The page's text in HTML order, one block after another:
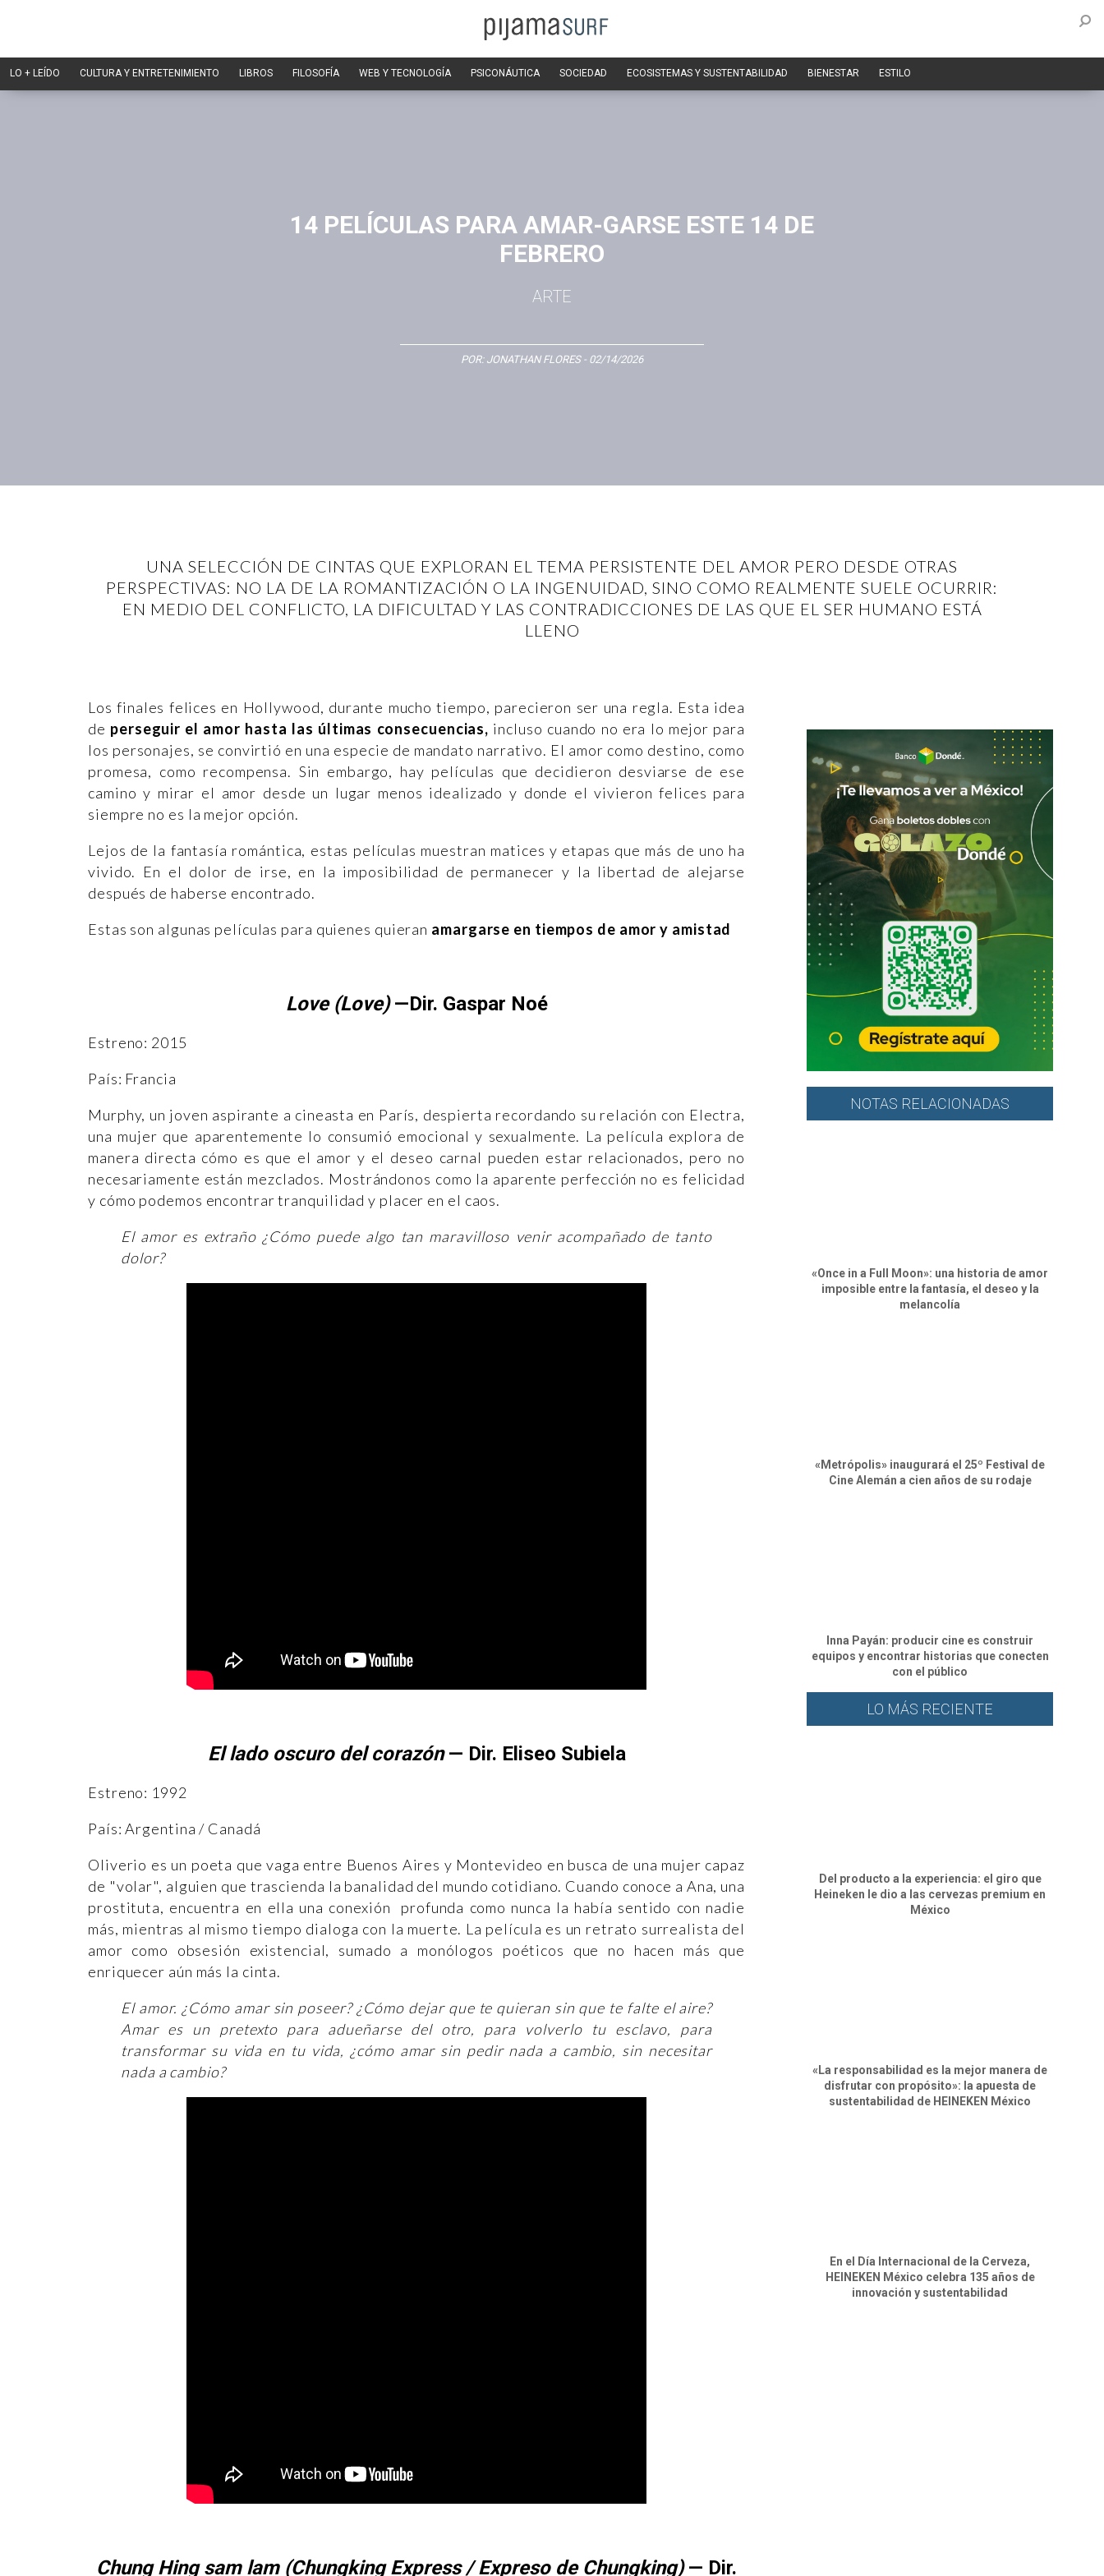
LO + LEÍDO CULTURA Y ENTRETENIMIENTO LIBROS FILOSOFÍA WEB Y TECNOLOGÍA PSICONÁUTICA SOCIEDAD ECOSISTEMAS Y SUSTENTABILIDAD BIENESTAR ESTILO
14 PELÍCULAS PARA AMAR-GARSE ESTE 14 DE
FEBRERO
ARTE
POR: JONATHAN FLORES- 02/14/2026
UNA SELECCIÓN DE CINTAS QUE EXPLORAN EL TEMA PERSISTENTE DEL AMOR PERO DESDE OTRAS
PERSPECTIVAS: NO LA DE LA ROMANTIZACIÓN O LA INGENUIDAD, SINO COMO REALMENTE SUELE OCURRIR:
EN MEDIO DEL CONFLICTO, LA DIFICULTAD Y LAS CONTRADICCIONES DE LAS QUE EL SER HUMANO ESTÁ
LLENO
Los finales felices en Hollywood, durante mucho tiempo, parecieron ser una regla. Esta idea
de perseguir el amor hasta las últimas consecuencias, incluso cuando no era lo mejor para
los personajes, se convirtió en una especie de mandato narrativo. El amor como destino, como
promesa, como recompensa. Sin embargo, hay películas que decidieron desviarse de ese
camino y mirar el amor desde un lugar menos idealizado y donde el vivieron felices para
siempre no es la mejor opción.
Lejos de la fantasía romántica, estas películas muestran matices y etapas que más de uno ha
vivido. En el dolor de irse, en la imposibilidad de permanecer y la libertad de alejarse
después de haberse encontrado.
Estas son algunas películas para quienes quieran amargarse en tiempos de amor y amistad
Love (Love)—Dir. Gaspar Noé
Estreno: 2015
País: Francia
Murphy, un joven aspirante a cineasta en París, despierta recordando su relación con Electra,
una mujer que aparentemente lo consumió emocional y sexualmente. La película explora de
manera directa cómo es que el amor y el deseo carnal pueden estar relacionados, pero no
necesariamente están mezclados. Mostrándonos como la aparente perfección no es felicidad
y cómo podemos encontrar tranquilidad y placer en el caos.
El amor es extraño ¿Cómo puede algo tan maravilloso venir acompañado de tanto
dolor?
El lado oscuro del corazón— Dir. Eliseo Subiela
Estreno: 1992
País: Argentina / Canadá
Oliverio es un poeta que vaga entre Buenos Aires y Montevideo en busca de una mujer capaz
de "volar", alguien que trascienda la banalidad del mundo cotidiano. Cuando conoce a Ana, una
prostituta, encuentra en ella una conexión profunda como nunca la había sentido con nadie
más, mientras al mismo tiempo dialoga con la muerte. La película es un retrato surrealista del
amor como obsesión existencial, sumado a monólogos poéticos que no hacen más que
enriquecer aún más la cinta.
El amor. ¿Cómo amar sin poseer? ¿Cómo dejar que te quieran sin que te falte el aire?
Amar es un pretexto para adueñarse del otro, para volverlo tu esclavo, para
transformar su vida en tu vida, ¿cómo amar sin pedir nada a cambio, sin necesitar
nada a cambio?
Chung Hing sam lam (Chungking Express / Expreso de Chungking)— Dir.
NOTAS RELACIONADAS
«Once in a Full Moon»: una historia de amor
imposible entre la fantasía, el deseo y la
melancolía
«Metrópolis» inaugurará el 25º Festival de
Cine Alemán a cien años de su rodaje
Inna Payán: producir cine es construir
equipos y encontrar historias que conecten
con el público
LO MÁS RECIENTE
Del producto a la experiencia: el giro que
Heineken le dio a las cervezas premium en
México
«La responsabilidad es la mejor manera de
disfrutar con propósito»: la apuesta de
sustentabilidad de HEINEKEN México
En el Día Internacional de la Cerveza,
HEINEKEN México celebra 135 años de
innovación y sustentabilidad